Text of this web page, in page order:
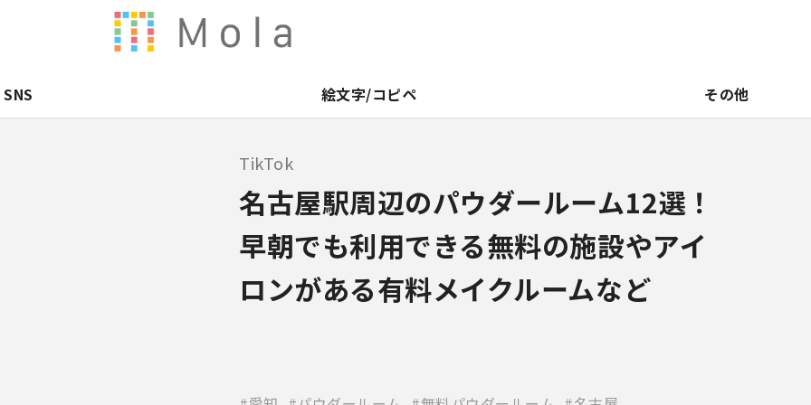
SNS 絵文字/コピペ その他
TikTok
名古屋駅周辺のパウダールーム12選！
早朝でも利用できる無料の施設やアイ
ロンがある有料メイクルームなど